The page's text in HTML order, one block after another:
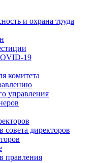
и охрана труда
комитета
управления
совета директоров
правления